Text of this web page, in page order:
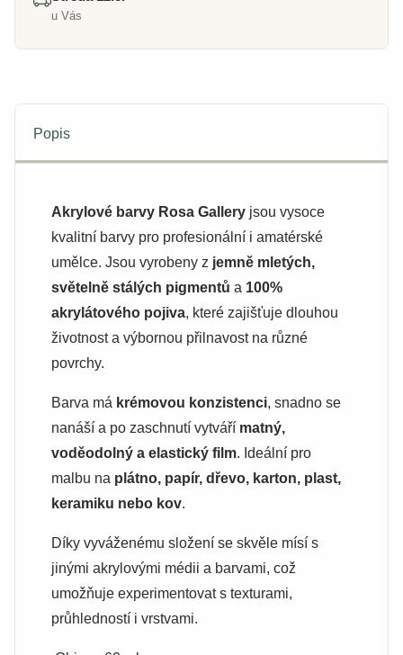
u Vás
Popis
Akrylové barvy Rosa Gallery jsou vysoce
kvalitní barvy pro profesionální i amatérské
umělce. Jsou vyrobeny z jemně mletých,
světelně stálých pigmentů a 100%
akrylátového pojiva, které zajišťuje dlouhou
životnost a výbornou přilnavost na různé
povrchy.
Barva má krémovou konzistenci, snadno se
nanáší a po zaschnutí vytváří matný,
voděodolný a elastický film. Ideální pro
malbu na plátno, papír, dřevo, karton, plast,
keramiku nebo kov.
Díky vyváženému složení se skvěle mísí s
jinými akrylovými médii a barvami, což
umožňuje experimentovat s texturami,
průhledností i vrstvami.